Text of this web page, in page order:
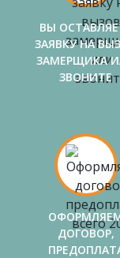
ВЫ
ЗАЯВКУ НА
ЗАМЕРЩИКА
ЗВОНИТЕ
ДОГОВОР,